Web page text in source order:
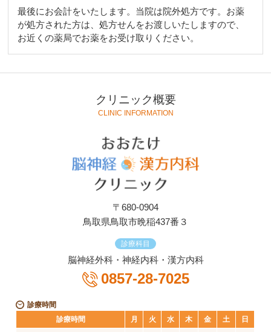
最後にお会計をいたします。当院は院外処方です。お薬
が処方された方は、処方せんをお渡しいたしますので、
お近くの薬局でお薬をお受け取りください。
クリニック概要
CLINIC INFORMATION
〒680-0904
鳥取県鳥取市晩稲437番３
診療科目
脳神経外科・神経内科・漢方内科
0857-28-7025
診療時間
診療時間
月 火 水 木 金 土 日